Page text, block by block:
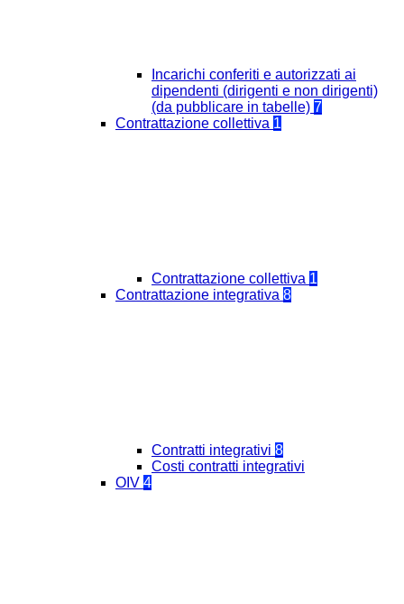
Incarichi conferiti e autorizzati ai
dipendenti (dirigenti e non dirigenti)
(da pubblicare in tabelle) 7
Contrattazione collettiva 1
Contrattazione collettiva 1
Contrattazione integrativa 8
Contratti integrativi 8
Costi contratti integrativi
OIV 4